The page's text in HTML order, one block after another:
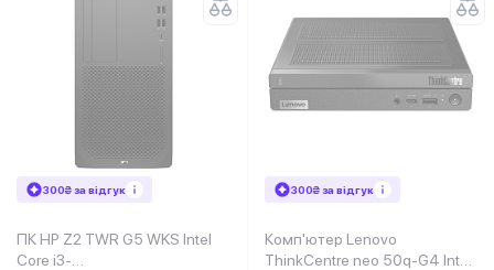
300₴ за відгук
ПК HP Z2 TWR G5 WKS Intel
Core i3-
300₴ за відгук
Комп'ютер Lenovo
ThinkCentre neo 50q-G4 Intel